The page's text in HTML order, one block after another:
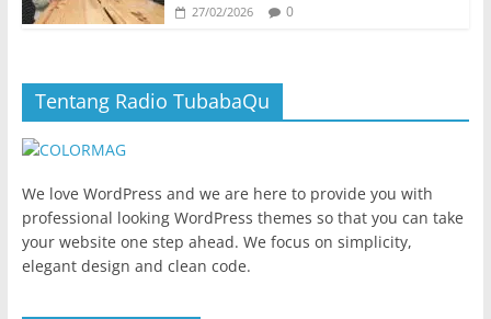
27/02/2026 0
Tentang Radio TubabaQu
We love WordPress and we are here to provide you with
professional looking WordPress themes so that you can take
your website one step ahead. We focus on simplicity,
elegant design and clean code.